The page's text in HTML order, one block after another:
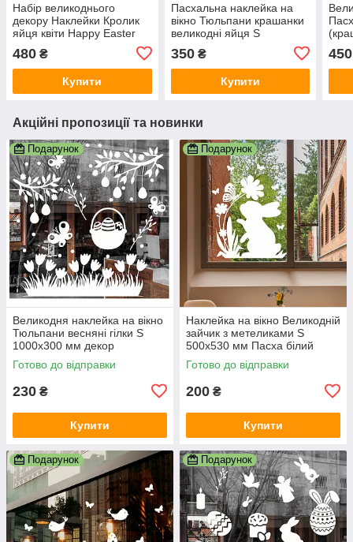
Набір великоднього
декору Наклейки Кролик
яйця квіти Happy Easter
матова
480 ₴
Купити
Пасхальна наклейка на
вікно Тюльпани крашанки
великодні яйця S
матовий Happy Pocket
350₴
Купити
450
Акційні пропозиції та новинки
Подарунок
Великодня наклейка на вікно
Тюльпани весняні гілки S
1000х300 мм декор
Великдень білий матовий
Happy Pocket
Готово до відправки
230 ₴
Купити
Подарунок
Наклейка на вікно Великодній
зайчик з метеликами S
500х530 мм Пасха білий
матовий Happy Pocket
Готово до відправки
200 ₴
Купити
Подарунок Подарунок